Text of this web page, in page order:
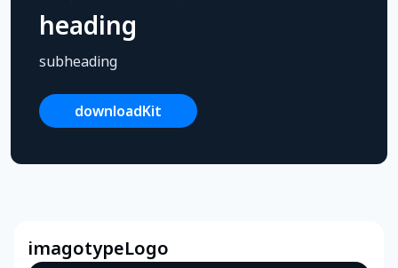
heading
subheading
downloadKit
imagotypeLogo